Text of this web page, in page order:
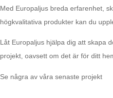
Med Europaljus breda erfarenhet,
högkvalitativa produkter kan du
Låt Europaljus hjälpa dig att skapa
projekt, oavsett om det är för ditt
Se några av våra senaste projekt